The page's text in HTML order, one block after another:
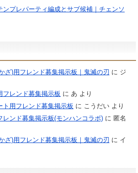
ンプレパーティ編成とサブ候補｜チェンソ
ざ)用フレンド募集掲示板｜鬼滅の刃 に ジ
フレンド募集掲示板 に あ より
ト用フレンド募集掲示板 に こうだいより
レンド募集掲示板(モンハンコラボ)に 匿名
ざ)用フレンド募集掲示板｜鬼滅の刃 に イ